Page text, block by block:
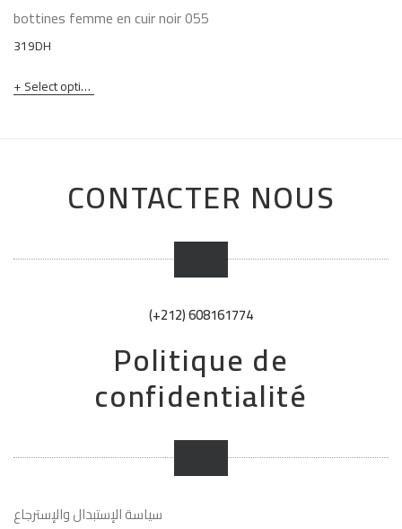
bottines femme en cuir noir 055
319DH
Select options
CONTACTER NOUS
(+212) 608161774
Politique de
confidentialité
سياسة الإستبدال والإسترجاع